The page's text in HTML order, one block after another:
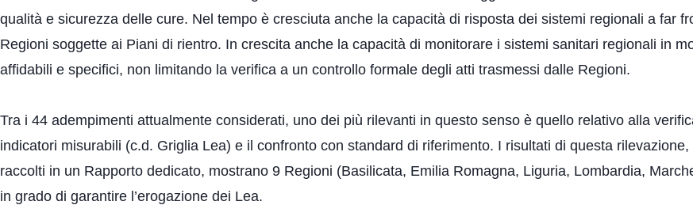
qualità e sicurezza delle cure. Nel tempo è cresciuta anche la capacità di risposta dei sistemi regionali a far
Regioni soggette ai Piani di rientro. In crescita anche la capacità di monitorare i sistemi sanitari regionali in
affidabili e specifici, non limitando la verifica a un controllo formale degli atti trasmessi dalle Regioni.
Tra i 44 adempimenti attualmente considerati, uno dei più rilevanti in questo senso è quello relativo alla
indicatori misurabili (c.d. Griglia Lea) e il confronto con standard di riferimento. I risultati di questa
raccolti in un Rapporto dedicato, mostrano 9 Regioni (Basilicata, Emilia Romagna, Liguria, Lombardia,
in grado di garantire l’erogazione dei Lea.